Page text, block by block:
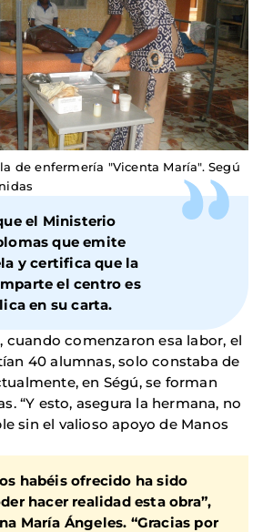
de enfermería "Vicenta María". Segú
el Ministerio
que emite
y certifica que la
el centro es
en su carta.
cuando comenzaron esa labor, el
40 alumnas, solo constaba de
en Ségú, se forman
“Y esto, asegura la hermana, no
sin el valioso apoyo de Manos
habéis ofrecido ha sido
hacer realidad esta obra”,
María Ángeles. “Gracias por